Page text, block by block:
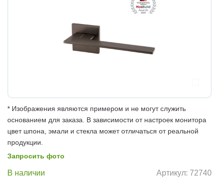
* Изображения являются примером и не могут служить
основанием для заказа. В зависимости от настроек монитора
цвет шпона, эмали и стекла может отличаться от реальной
продукции.
Запросить фото
В наличии Артикул: 72740